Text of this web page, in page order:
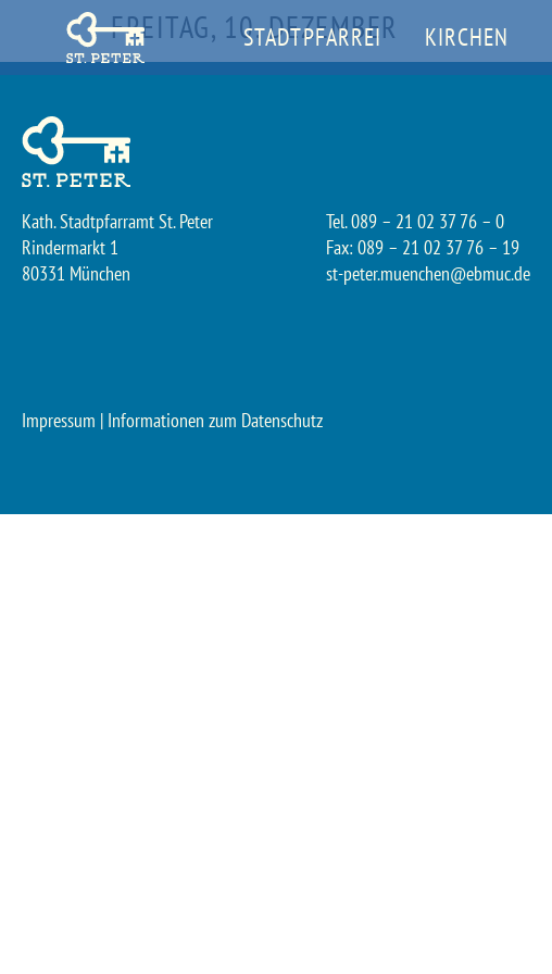
STADTPFARREI KIRCHEN
FREITAG, 10. DEZEMBER
Kath. Stadtpfarramt St. Peter
Rindermarkt 1
80331 München
Tel. 089 – 21 02 37 76 – 0
Fax: 089 – 21 02 37 76 – 19
st-peter.muenchen@ebmuc.de
Impressum | Informationen zum Datenschutz